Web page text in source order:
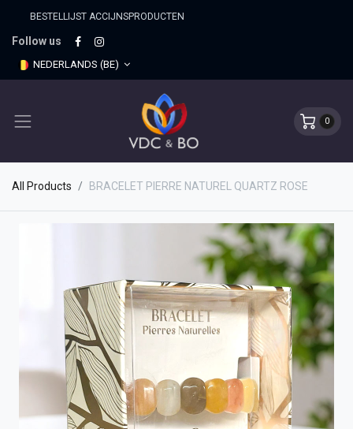
BESTELLIJST ACCIJNSPRO​DUCTEN
Follow us
NEDERLANDS (BE)
0
All Products BRACELET PIERRE NATUREL QUARTZ ROSE